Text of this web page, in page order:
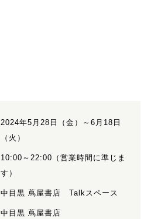
2024年5月28日（金）～6月18日
（火）
10:00～22:00（営業時間に準じま
す）
中目黒 蔦屋書店 Talkスペース
中目黒 蔦屋書店